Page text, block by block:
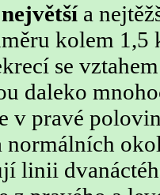
největšía
kolem 1,5
se
daleko
v pravé
normálních
linii